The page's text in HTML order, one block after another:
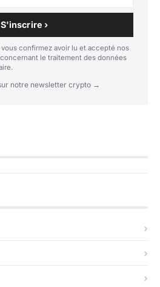
S'inscrire ›
confirmez avoir lu et accepté nos
concernant le traitement des données
notre newsletter crypto →